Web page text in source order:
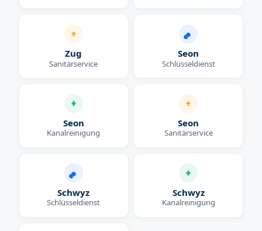
Zug
Sanitärservice
Seon
Schlüsseldienst
Seon
Kanalreinigung
Seon
Sanitärservice
Schwyz
Schlüsseldienst
Schwyz
Kanalreinigung